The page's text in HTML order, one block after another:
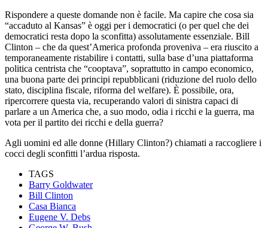
Rispondere a queste domande non è facile. Ma capire che cosa sia
“accaduto al Kansas” è oggi per i democratici (o per quel che dei
democratici resta dopo la sconfitta) assolutamente essenziale. Bill
Clinton – che da quest’America profonda proveniva – era riuscito a
temporaneamente ristabilire i contatti, sulla base d’una piattaforma
politica centrista che “cooptava”, soprattutto in campo economico,
una buona parte dei principi repubblicani (riduzione del ruolo dello
stato, disciplina fiscale, riforma del welfare). È possibile, ora,
ripercorrere questa via, recuperando valori di sinistra capaci di
parlare a un America che, a suo modo, odia i ricchi e la guerra, ma
vota per il partito dei ricchi e della guerra?
Agli uomini ed alle donne (Hillary Clinton?) chiamati a raccogliere i
cocci degli sconfitti l’ardua risposta.
TAGS
Barry Goldwater
Bill Clinton
Casa Bianca
Eugene V. Debs